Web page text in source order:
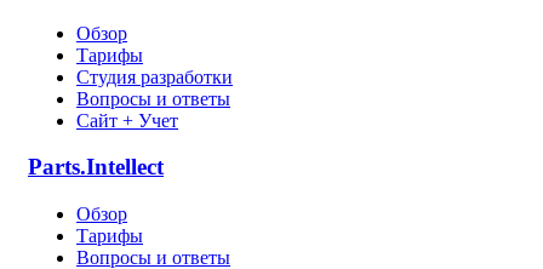
Обзор
Тарифы
Студия разработки
Вопросы и ответы
Сайт + Учет
Parts.Intellect
Обзор
Тарифы
Вопросы и ответы